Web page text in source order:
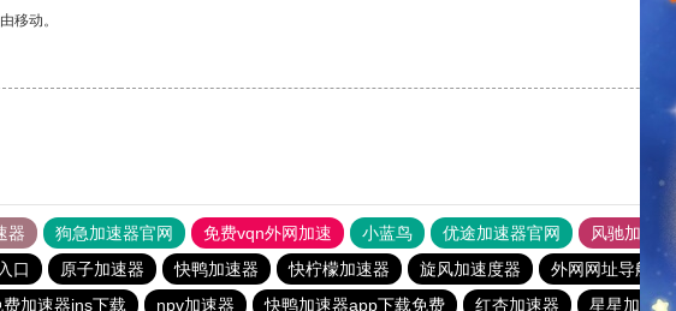
移动。
器 狗急加速器官网 免费vqn外网加速 小蓝鸟 优途加速器官网 风驰加速器
口 原子加速器 快鸭加速器 快柠檬加速器 旋风加速度器 外网网址导航
费加速器ins下载 npv加速器 快鸭加速器app下载免费 红杏加速器 星星加速器